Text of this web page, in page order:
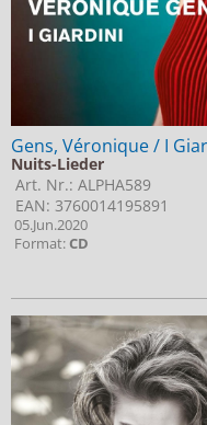
Gens, Véronique / I
Nuits-Lieder
Art. Nr.: ALPHA589
EAN: 3760014195891
05.Jun.2020
Format:CD